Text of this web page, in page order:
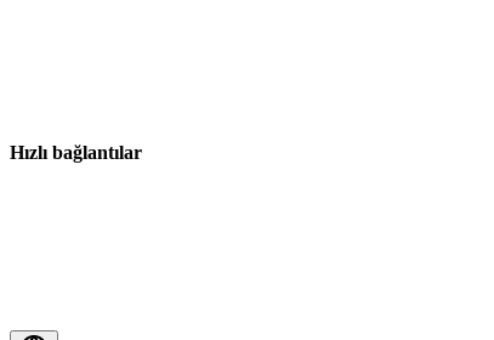
Hızlı bağlantılar